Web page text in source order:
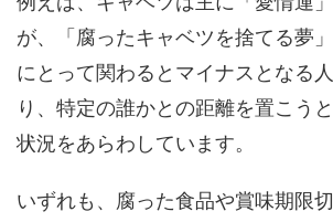
が、「腐ったキャベツを捨てる夢
にとって関わるとマイナスとなる
り、特定の誰かとの距離を置こう
状況をあらわしています。
いずれも、腐った食品や賞味期限